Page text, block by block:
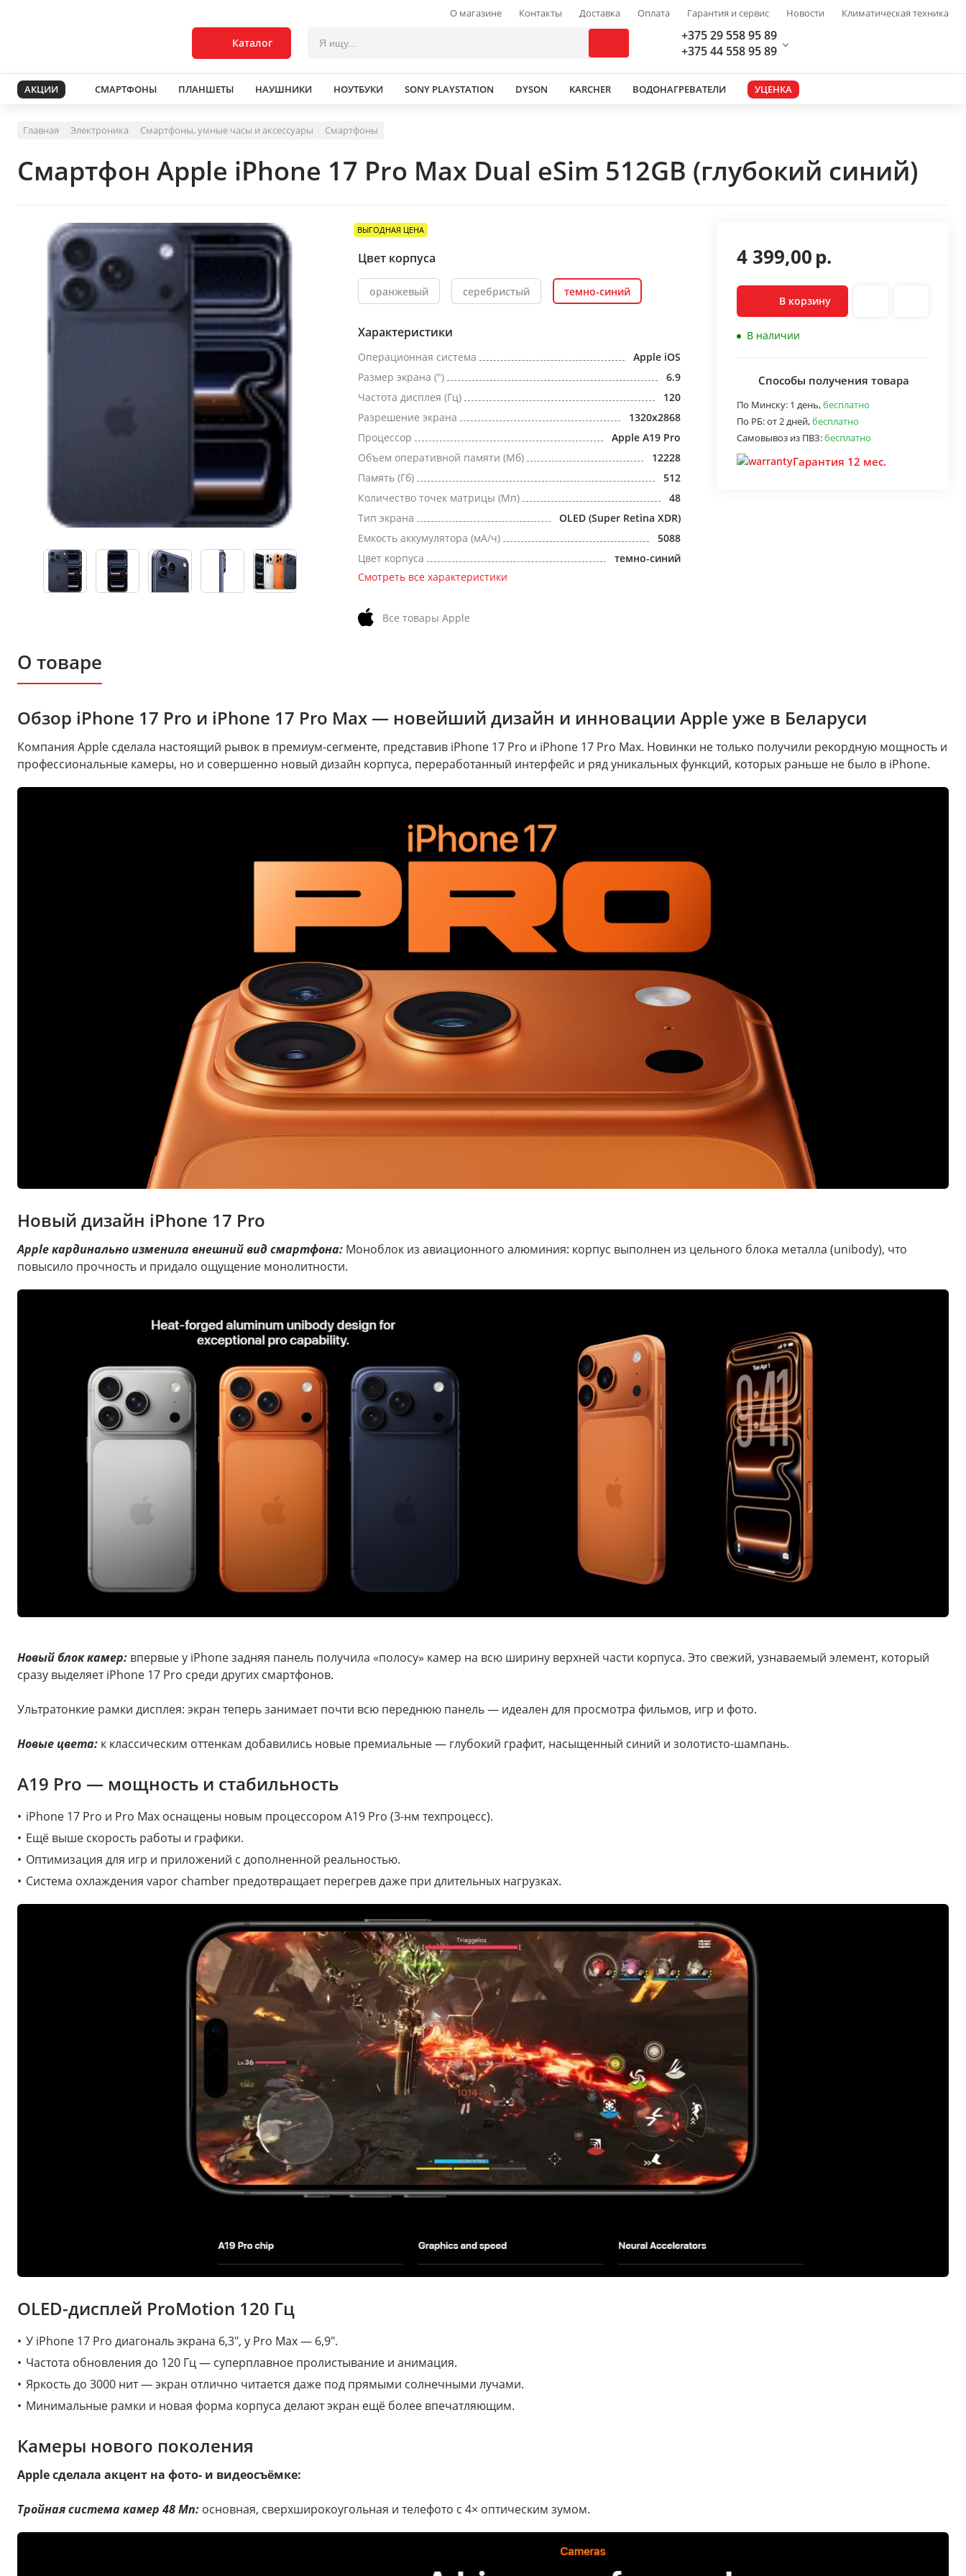
О магазине Контакты Доставка Оплата Гарантия и сервис Новости Климатическая техника
Каталог
+375 29 558 95 89
+375 44 558 95 89
АКЦИИ СМАРТФОНЫ ПЛАНШЕТЫ НАУШНИКИ НОУТБУКИ SONY PLAYSTATION DYSON KARCHER ВОДОНАГРЕВАТЕЛИ УЦЕНКА
Главная Электроника Смартфоны, умные часы и аксессуары Смартфоны
Смартфон Apple iPhone 17 Pro Max Dual eSim 512GB (глубокий синий)
ВЫГОДНАЯ ЦЕНА
Цвет корпуса
оранжевый серебристый темно-синий
Характеристики
Операционная система
Apple iOS
Размер экрана (")
6.9
Частота дисплея (Гц)
120
Разрешение экрана
1320x2868
Процессор
Apple A19 Pro
Объем оперативной памяти (Мб)
12228
Память (Гб)
512
Количество точек матрицы (Мп)
48
Тип экрана
OLED (Super Retina XDR)
Емкость аккумулятора (мА/ч)
5088
Цвет корпуса
темно-синий
Смотреть все характеристики
Все товары Apple
4 399,00р.
В корзину
В наличии
Способы получения товара
По Минску: 1 день,бесплатно
По РБ:от 2 дней,бесплатно
Самовывоз из ПВЗ:бесплатно
Гарантия 12 мес.
О товаре
Обзор iPhone 17 Pro и iPhone 17 Pro Max — новейший дизайн и инновации Apple уже в Беларуси
Компания Apple сделала настоящий рывок в премиум-сегменте, представив iPhone 17 Pro и iPhone 17 Pro Max. Новинки не только получили рекордную мощность и
профессиональные камеры, но и совершенно новый дизайн корпуса, переработанный интерфейс и ряд уникальных функций, которых раньше не было в iPhone.
Новый дизайн iPhone 17 Pro
Apple кардинально изменила внешний вид смартфона: Моноблок из авиационного алюминия: корпус выполнен из цельного блока металла (unibody), что
повысило прочность и придало ощущение монолитности.
Новый блок камер: впервые у iPhone задняя панель получила «полосу» камер на всю ширину верхней части корпуса. Это свежий, узнаваемый элемент, который
сразу выделяет iPhone 17 Pro среди других смартфонов.
Ультратонкие рамки дисплея: экран теперь занимает почти всю переднюю панель — идеален для просмотра фильмов, игр и фото.
Новые цвета: к классическим оттенкам добавились новые премиальные — глубокий графит, насыщенный синий и золотисто-шампань.
A19 Pro — мощность и стабильность
iPhone 17 Pro и Pro Max оснащены новым процессором A19 Pro (3-нм техпроцесс).
Ещё выше скорость работы и графики.
Оптимизация для игр и приложений с дополненной реальностью.
Система охлаждения vapor chamber предотвращает перегрев даже при длительных нагрузках.
OLED-дисплей ProMotion 120 Гц
У iPhone 17 Pro диагональ экрана 6,3″, у Pro Max — 6,9″.
Частота обновления до 120 Гц — суперплавное пролистывание и анимация.
Яркость до 3000 нит — экран отлично читается даже под прямыми солнечными лучами.
Минимальные рамки и новая форма корпуса делают экран ещё более впечатляющим.
Камеры нового поколения
Apple сделала акцент на фото- и видеосъёмке:
Тройная система камер 48 Мп: основная, сверхширокоугольная и телефото с 4× оптическим зумом.